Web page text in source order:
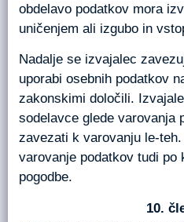
obdelavo podatkov mora
uničenjem ali izgubo in
Nadalje se izvajalec
uporabi osebnih podatkov
zakonskimi določili.
sodelavce glede varovanja
zavezati k varovanju le-
varovanje podatkov tudi po
pogodbe.